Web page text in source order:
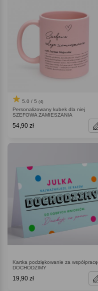
5.0 / 5 (4)
Personalizowany kubek dla niej
SZEFOWA ZAMIESZANIA
54,90 zł
Kartka podziękowanie za współpracę
DOCHODZIMY
19,90 zł